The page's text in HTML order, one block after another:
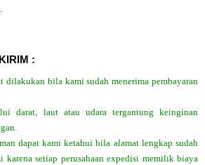
:
dilakukan bila kami sudah menerima pembayaran
darat, laut atau udara tergantung keinginan
dapat kami ketahui bila alamat lengkap sudah
karena setiap perusahaan expedisi memilik biaya